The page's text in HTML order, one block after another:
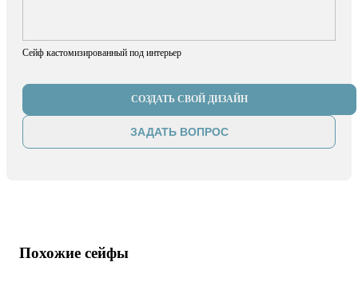
Сейф кастомизированный под интерьер
СОЗДАТЬ СВОЙ ДИЗАЙН
ЗАДАТЬ ВОПРОС
Похожие сейфы